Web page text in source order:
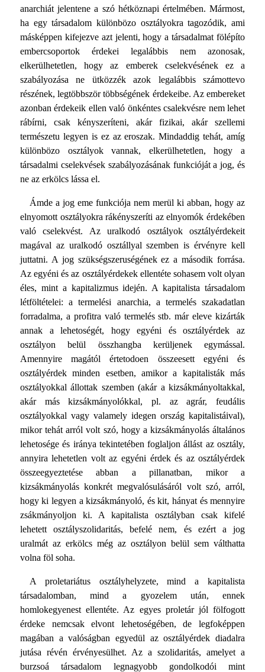
anarchiát jelentene a szó hétköznapi értelmében. Mármost,
ha egy társadalom különbözo osztályokra tagozódik, ami
másképpen kifejezve azt jelenti, hogy a társadalmat fölépíto
embercsoportok érdekei legalábbis nem azonosak,
elkerülhetetlen, hogy az emberek cselekvésének ez a
szabályozása ne ütközzék azok legalábbis számottevo
részének, legtöbbször többségének érdekeibe. Az embereket
azonban érdekeik ellen való önkéntes csalekvésre nem lehet
rábírni, csak kényszeríteni, akár fizikai, akár szellemi
természetu legyen is ez az eroszak. Mindaddig tehát, amíg
különbözo osztályok vannak, elkerülhetetlen, hogy a
társadalmi cselekvések szabályozásának funkcióját a jog, és
ne az erkölcs lássa el.
Ámde a jog eme funkciója nem merül ki abban, hogy az
elnyomott osztályokra rákényszeríti az elnyomók érdekében
való cselekvést. Az uralkodó osztályok osztályérdekeit
magával az uralkodó osztállyal szemben is érvényre kell
juttatni. A jog szükségszeruségének ez a második forrása.
Az egyéni és az osztályérdekek ellentéte sohasem volt olyan
éles, mint a kapitalizmus idején. A kapitalista társadalom
létföltételei: a termelési anarchia, a termelés szakadatlan
forradalma, a profitra való termelés stb. már eleve kizárták
annak a lehetoségét, hogy egyéni és osztályérdek az
osztályon belül összhangba kerüljenek egymással.
Amennyire magától értetodoen összeesett egyéni és
osztályérdek minden esetben, amikor a kapitalisták más
osztályokkal állottak szemben (akár a kizsákmányoltakkal,
akár más kizsákmányolókkal, pl. az agrár, feudális
osztályokkal vagy valamely idegen ország kapitalistáival),
mikor tehát arról volt szó, hogy a kizsákmányolás általános
lehetosége és iránya tekintetében foglaljon állást az osztály,
annyira lehetetlen volt az egyéni érdek és az osztályérdek
összeegyeztetése abban a pillanatban, mikor a
kizsákmányolás konkrét megvalósulásáról volt szó, arról,
hogy ki legyen a kizsákmányoló, és kit, hányat és mennyire
zsákmányoljon ki. A kapitalista osztályban csak kifelé
lehetett osztályszolidaritás, befelé nem, és ezért a jog
uralmát az erkölcs még az osztályon belül sem válthatta
volna föl soha.
A proletariátus osztályhelyzete, mind a kapitalista
társadalomban, mind a gyozelem után, ennek
homlokegyenest ellentéte. Az egyes proletár jól fölfogott
érdeke nemcsak elvont lehetoségében, de legfoképpen
magában a valóságban egyedül az osztályérdek diadalra
jutása révén érvényesülhet. Az a szolidaritás, amelyet a
burzsoá társadalom legnagyobb gondolkodói mint